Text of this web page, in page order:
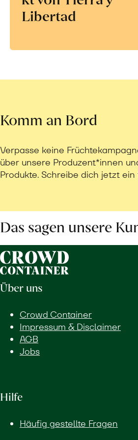
Libertad
Komm an Bord
Verpasse keine
über unsere Produzent*innen
Produkte. Schreibe dich jetzt
Das sagen unsere
Über uns
Crowd Container
Impressum & Disclaimer
AGB
Jobs
Hilfe
Häufig gestellte Fragen